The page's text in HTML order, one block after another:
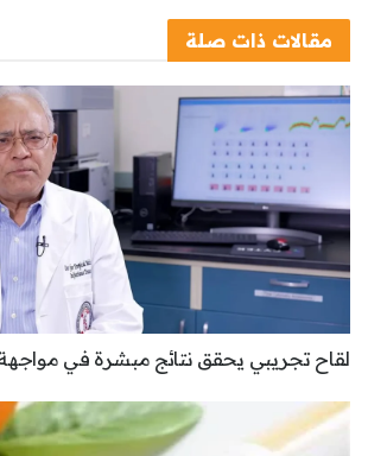
مقالات ذات صلة
لقاح تجريبي يحقق نتائج مبشرة في مواجهة